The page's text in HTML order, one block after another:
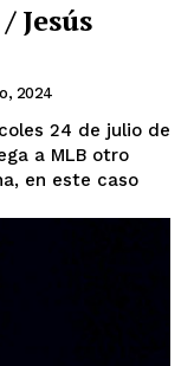
Jesús
2024
en este caso